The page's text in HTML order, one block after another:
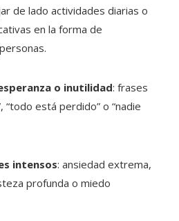
de lado actividades diarias o
en la forma de
o inutilidad: frases
“todo está perdido” o “nadie
intensos: ansiedad extrema,
profunda o miedo